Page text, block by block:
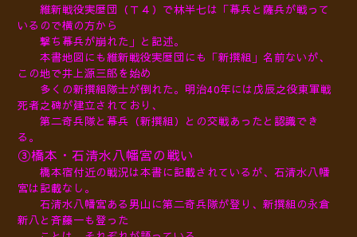
維新戦役実歴団（Ｔ４）で林半七は「幕兵と薩兵が戦って
いるので横の方から
撃ち幕兵が崩れた」と記述。
本書地図にも維新戦役実歴団にも「新撰組」名前ないが、
この地で井上源三郎を始め
多くの新撰組隊士が倒れた。 明治40年には戊辰之役東軍戦
死者之碑が建立されており、
第二奇兵隊と幕兵（新撰組）との交戦あったと認識でき
る。
③橋本・石清水八幡宮の戦い
橋本宿付近の戦況は本書に記載されているが、石清水八幡
宮は記載なし。
石清水八幡宮ある男山に第二奇兵隊が登り、新撰組の永倉
新八と斉藤一も登った